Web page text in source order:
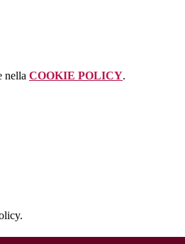
nella COOKIE POLICY.